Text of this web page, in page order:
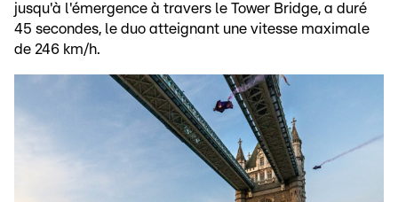
jusqu'à l'émergence à travers le Tower Bridge, a duré
45 secondes, le duo atteignant une vitesse maximale
de 246 km/h.